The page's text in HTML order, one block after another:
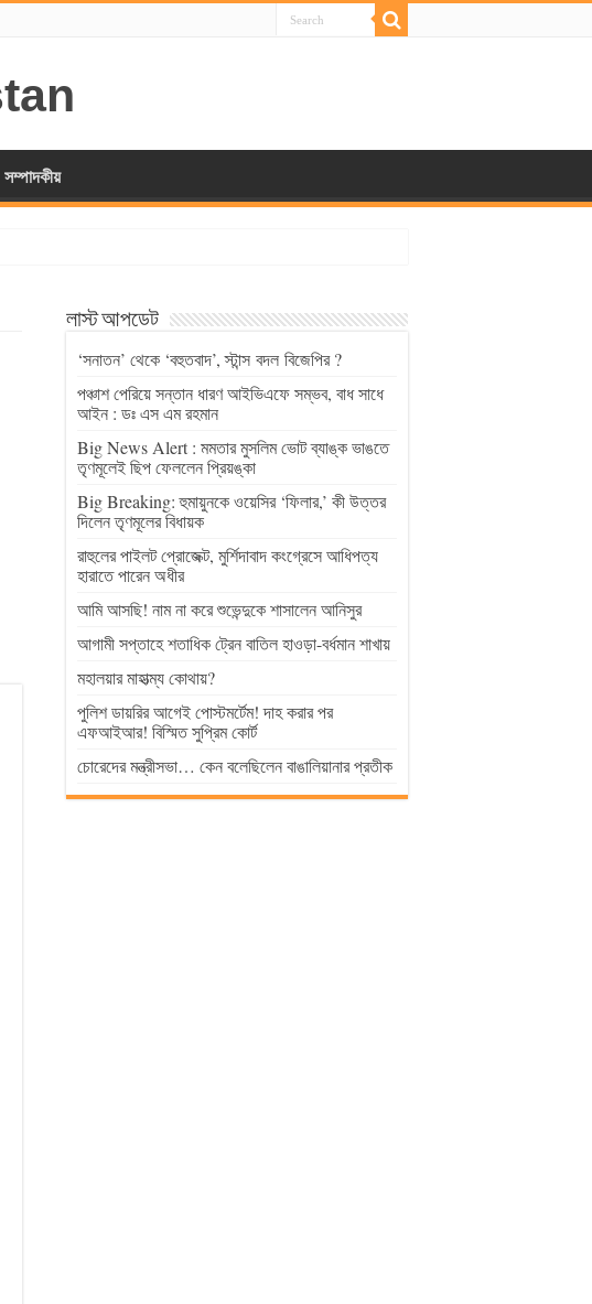
সম্পাদকীয়
লাস্ট আপডেট
‘সনাতন’ থেকে ‘বহুতবাদ’, স্টান্স বদল বিজেপির ?
পঞ্চাশ পেরিয়ে সন্তান ধারণ আইভিএফে সম্ভব, বাধ সাধে
আইন : ডঃ এস এম রহমান
Big News Alert : মমতার মুসলিম ভোট ব্যাঙ্ক ভাঙতে
তৃণমূলেই ছিপ ফেললেন প্রিয়ঙ্কা
Big Breaking: হুমায়ুনকে ওয়েসির ‘ফিলার,’ কী উত্তর
দিলেন তৃণমূলের বিধায়ক
রাহুলের পাইলট প্রোজেক্ট, মুর্শিদাবাদ কংগ্রেসে আধিপত্য
হারাতে পারেন অধীর
আমি আসছি! নাম না করে শুভেন্দুকে শাসালেন আনিসুর
আগামী সপ্তাহে শতাধিক ট্রেন বাতিল হাওড়া-বর্ধমান শাখায়
মহালয়ার মাহাত্ম্য কোথায়?
পুলিশ ডায়রির আগেই পোস্টমর্টেম! দাহ করার পর
এফআইআর! বিস্মিত সুপ্রিম কোর্ট
চোরেদের মন্ত্রীসভা… কেন বলেছিলেন বাঙালিয়ানার প্রতীক